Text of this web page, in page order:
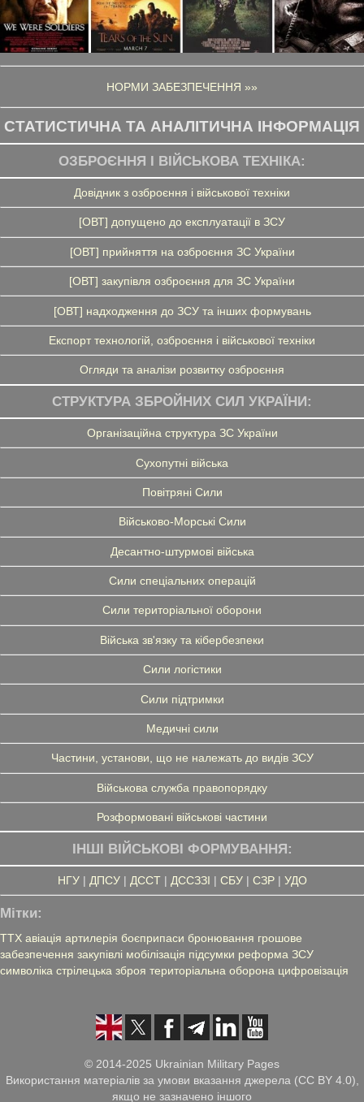
НОРМИ ЗАБЕЗПЕЧЕННЯ »»
СТАТИСТИЧНА ТА АНАЛІТИЧНА ІНФОРМАЦІЯ
ОЗБРОЄННЯ І ВІЙСЬКОВА ТЕХНІКА:
Довідник з озброєння і військової техніки
[ОВТ] допущено до експлуатації в ЗСУ
[ОВТ] прийняття на озброєння ЗС України
[ОВТ] закупівля озброєння для ЗС України
[ОВТ] надходження до ЗСУ та інших формувань
Експорт технологій, озброєння і військової техніки
Огляди та аналізи розвитку озброєння
СТРУКТУРА ЗБРОЙНИХ СИЛ УКРАЇНИ:
Організаційна структура ЗС України
Сухопутні війська
Повітряні Сили
Військово-Морські Сили
Десантно-штурмові війська
Сили спеціальних операцій
Сили територіальної оборони
Війська зв'язку та кібербезпеки
Сили логістики
Сили підтримки
Медичні сили
Частини, установи, що не належать до видів ЗСУ
Військова служба правопорядку
Розформовані військові частини
ІНШІ ВІЙСЬКОВІ ФОРМУВАННЯ:
НГУ| ДПСУ| ДССТ| ДССЗЗІ | СБУ| СЗР| УДО
Мітки:
ТТХ авіація артилерія боєприпаси бронювання грошове
забезпечення закупівлі мобілізація підсумки реформа ЗСУ
символіка стрілецька зброя територіальна оборона цифровізація
© 2014-2025 Ukrainian Military Pages
Використання матеріалів за умови вказання джерела (CC BY 4.0),
якщо не зазначено іншого